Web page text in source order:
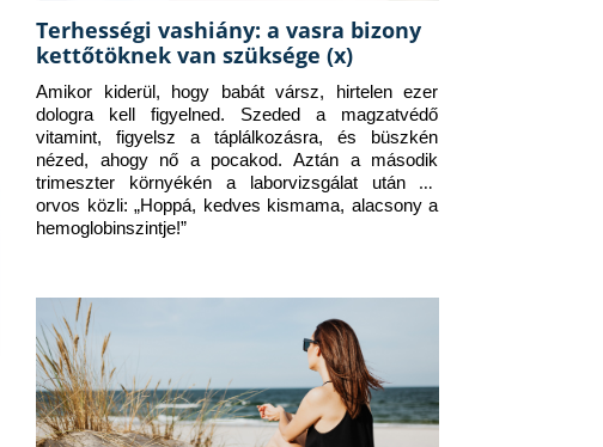
Terhességi vashiány: a vasra bizony
kettőtöknek van szüksége (x)
Amikor kiderül, hogy babát vársz, hirtelen ezer
dologra kell figyelned. Szeded a magzatvédő
vitamint, figyelsz a táplálkozásra, és büszkén
nézed, ahogy nő a pocakod. Aztán a második
trimeszter környékén a laborvizsgálat után az
orvos közli: „Hoppá, kedves kismama, alacsony a
hemoglobinszintje!”